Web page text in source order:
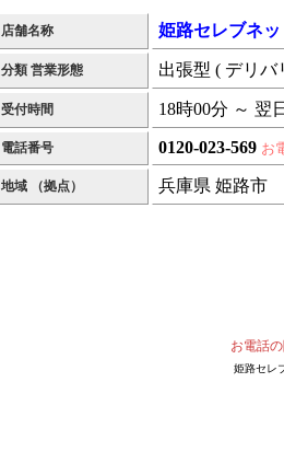
店舗名称 姫路セレブネ
分類 営業形態 出張型 ( デリバ
受付時間 18時00分 ～ 翌
電話番号 0120-023-569 お
地域 （拠点） 兵庫県 姫路市
お電話
姫路セレ